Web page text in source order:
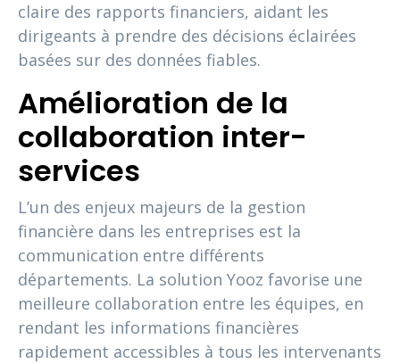
claire des rapports financiers, aidant les
dirigeants à prendre des décisions éclairées
basées sur des données fiables.
Amélioration de la
collaboration inter-
services
L’un des enjeux majeurs de la gestion
financière dans les entreprises est la
communication entre différents
départements. La solution Yooz favorise une
meilleure collaboration entre les équipes, en
rendant les informations financières
rapidement accessibles à tous les intervenants